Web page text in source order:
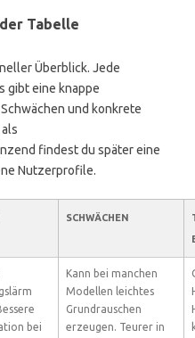
Tabelle
Überblick. Jede
gibt eine knappe
und konkrete
findest du später eine
Nutzerprofile.
SCHWÄCHEN
bei
Kann bei manchen
Modellen leichtes
Grundrauschen
erzeugen. Teurer in